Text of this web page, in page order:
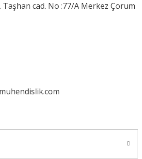
Gönder
Taşhan cad. No :77/A Merkez Çorum